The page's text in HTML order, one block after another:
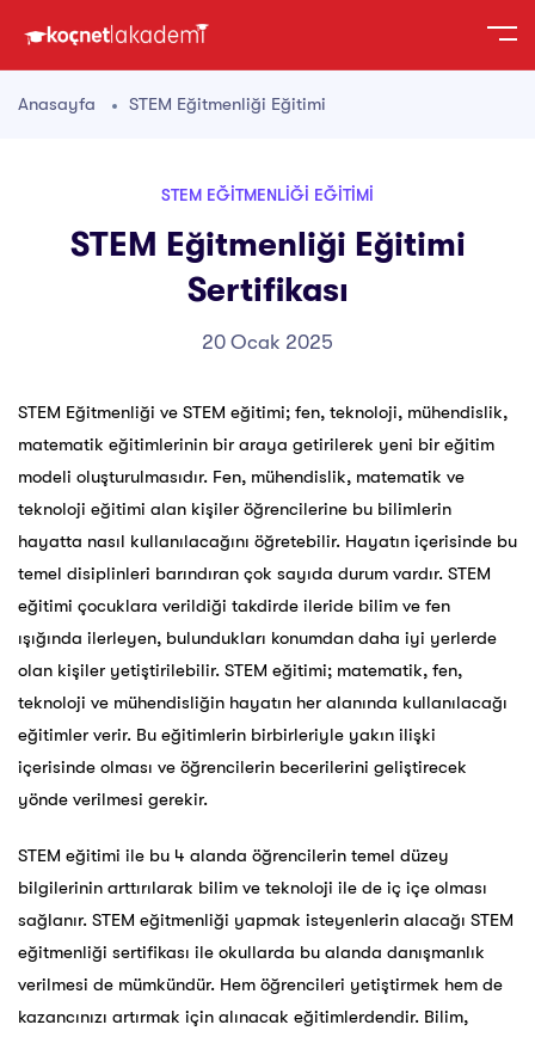
Anasayfa STEM Eğitmenliği Eğitimi
STEM EĞITMENLIĞI EĞITIMI
STEM Eğitmenliği Eğitimi
Sertifikası
20 Ocak 2025
STEM Eğitmenliği ve STEM eğitimi; fen, teknoloji, mühendislik,
matematik eğitimlerinin bir araya getirilerek yeni bir eğitim
modeli oluşturulmasıdır. Fen, mühendislik, matematik ve
teknoloji eğitimi alan kişiler öğrencilerine bu bilimlerin
hayatta nasıl kullanılacağını öğretebilir. Hayatın içerisinde bu
temel disiplinleri barındıran çok sayıda durum vardır. STEM
eğitimi çocuklara verildiği takdirde ileride bilim ve fen
ışığında ilerleyen, bulundukları konumdan daha iyi yerlerde
olan kişiler yetiştirilebilir. STEM eğitimi; matematik, fen,
teknoloji ve mühendisliğin hayatın her alanında kullanılacağı
eğitimler verir. Bu eğitimlerin birbirleriyle yakın ilişki
içerisinde olması ve öğrencilerin becerilerini geliştirecek
yönde verilmesi gerekir.
STEM eğitimi ile bu 4 alanda öğrencilerin temel düzey
bilgilerinin arttırılarak bilim ve teknoloji ile de iç içe olması
sağlanır. STEM eğitmenliği yapmak isteyenlerin alacağı STEM
eğitmenliği sertifikası ile okullarda bu alanda danışmanlık
verilmesi de mümkündür. Hem öğrencileri yetiştirmek hem de
kazancınızı artırmak için alınacak eğitimlerdendir. Bilim,